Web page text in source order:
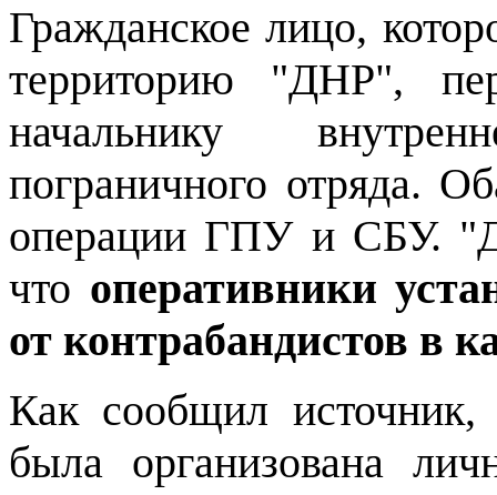
Гражданское лицо,
территорию "ДНР",
начальнику
пограничного отряда.
операции ГПУ и СБУ.
что оперативники
от контрабандистов в
Как сообщил
была организована